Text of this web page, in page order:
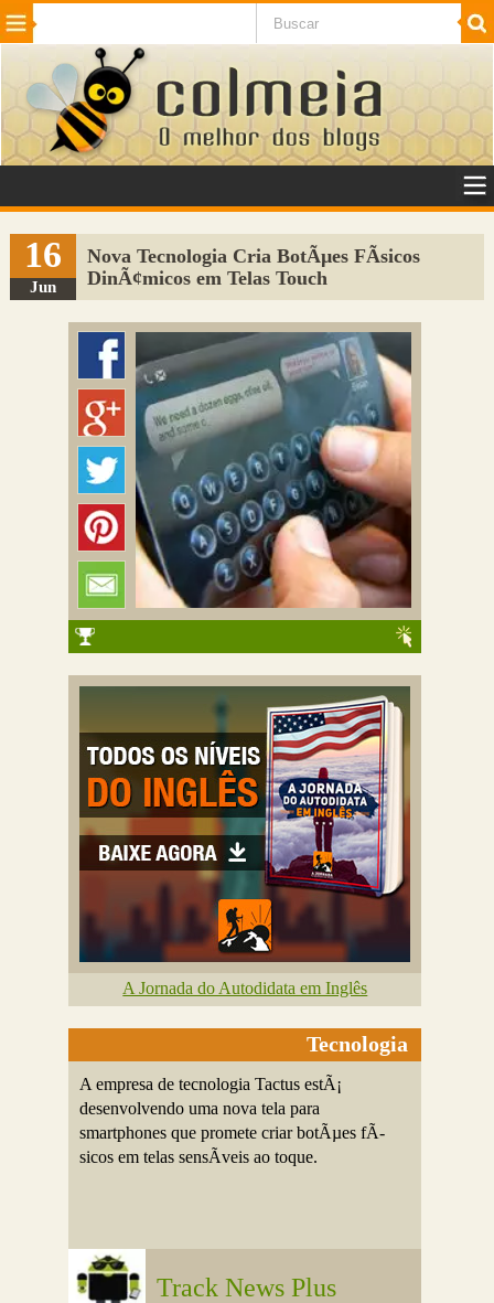
Beleza Cinema e TV
Internet Jogos NotÃ­cias SaÃºde
VeÃ­culos Adulto
Sugerir Link
Adicionar Blog
Colmeia Exchange
Perguntas Frequentes
16
Jun
Nova Tecnologia Cria BotÃµes FÃ­sicos
DinÃ¢micos em Telas Touch
A Jornada do Autodidata em Inglês
Tecnologia
A empresa de tecnologia Tactus estÃ¡
desenvolvendo uma nova tela para
smartphones que promete criar botÃµes fÃ­
sicos em telas sensÃ­veis ao toque.
Track News Plus